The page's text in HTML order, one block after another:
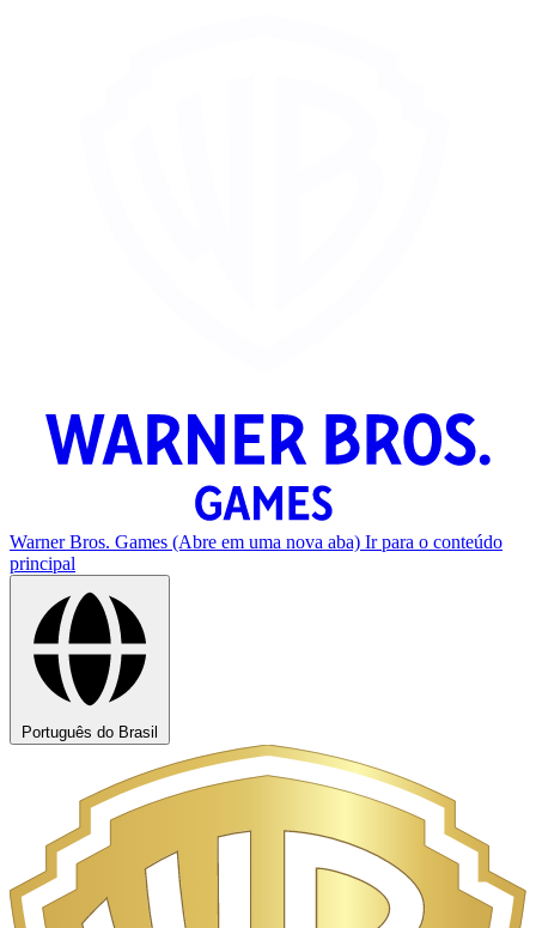
Warner Bros. Games (Abre em uma nova aba) Ir para o conteúdo
principal
Português do Brasil